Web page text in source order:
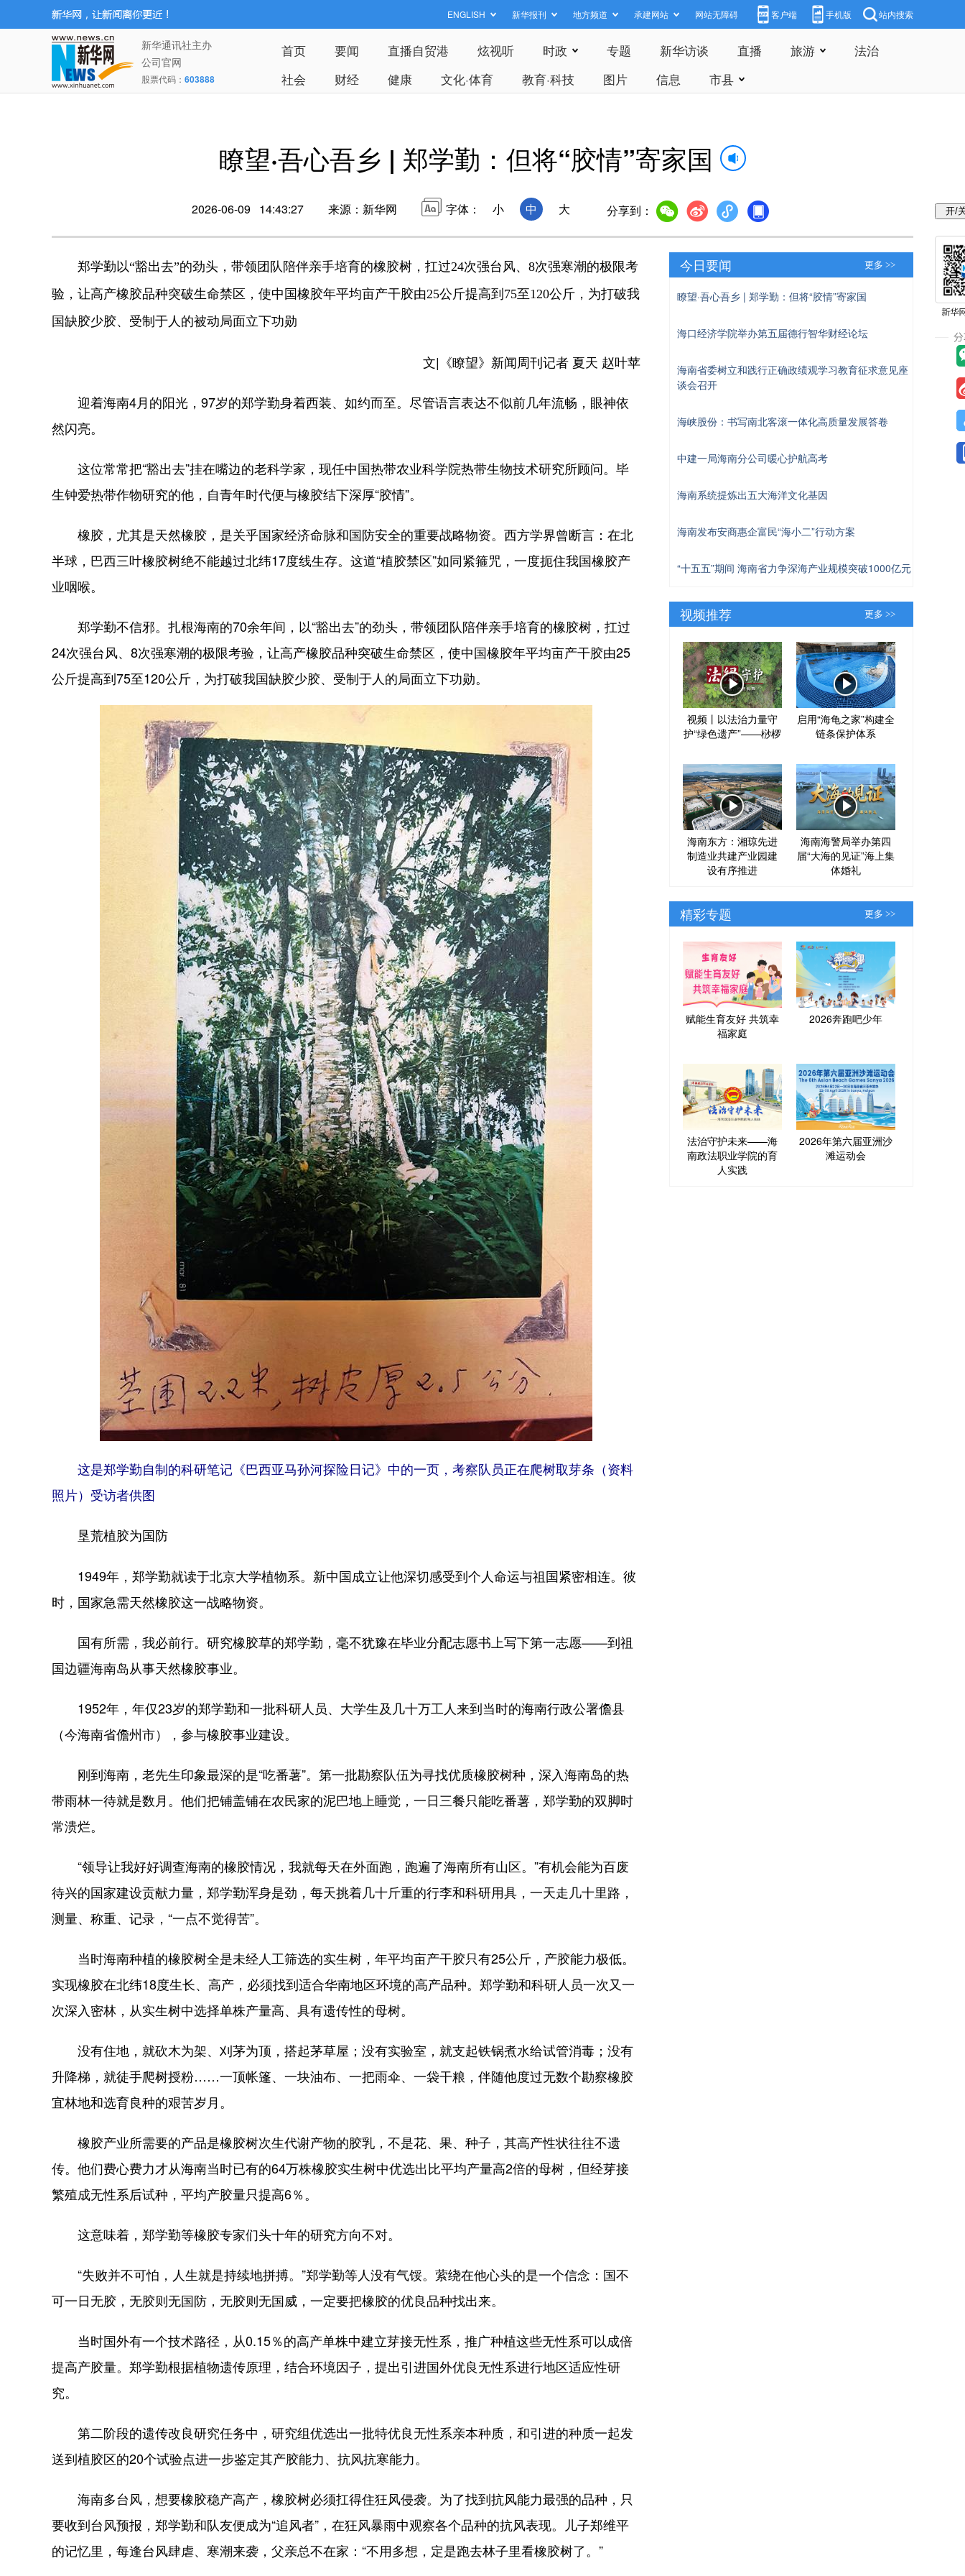
ENGLISH 新华报刊 地方频道 承建网站 网站无障碍 客户端 手机版 站内搜索
新华通讯社主办
公司官网
股票代码： 603888
首页 要闻 直播自贸港 炫视听 时政 专题 新华访谈 直播 旅游
法治
社会
财经 健康 文化·体育 教育·科技 图片 信息 市县
瞭望·吾心吾乡 | 郑学勤：但将“胶情”寄家国
2026-06-09 14:43:27 来源：新华网 字体： 小 中 大 分享到：
郑学勤以“豁出去”的劲头，带领团队陪伴亲手培育的橡胶树，扛过24次强台风、8次强寒潮的极限考
验，让高产橡胶品种突破生命禁区，使中国橡胶年平均亩产干胶由25公斤提高到75至120公斤，为打破我
国缺胶少胶、受制于人的被动局面立下功勋
文|《瞭望》新闻周刊记者 夏天 赵叶苹
迎着海南4月的阳光，97岁的郑学勤身着西装、如约而至。尽管语言表达不似前几年流畅，眼神依
然闪亮。
这位常常把“豁出去”挂在嘴边的老科学家，现任中国热带农业科学院热带生物技术研究所顾问。毕
生钟爱热带作物研究的他，自青年时代便与橡胶结下深厚“胶情”。
橡胶，尤其是天然橡胶，是关乎国家经济命脉和国防安全的重要战略物资。西方学界曾断言：在北
半球，巴西三叶橡胶树绝不能越过北纬17度线生存。这道“植胶禁区”如同紧箍咒，一度扼住我国橡胶产
业咽喉。
郑学勤不信邪。扎根海南的70余年间，以“豁出去”的劲头，带领团队陪伴亲手培育的橡胶树，扛过
24次强台风、8次强寒潮的极限考验，让高产橡胶品种突破生命禁区，使中国橡胶年平均亩产干胶由25
公斤提高到75至120公斤，为打破我国缺胶少胶、受制于人的局面立下功勋。
这是郑学勤自制的科研笔记《巴西亚马孙河探险日记》中的一页，考察队员正在爬树取芽条（资料
照片）受访者供图
垦荒植胶为国防
1949年，郑学勤就读于北京大学植物系。新中国成立让他深切感受到个人命运与祖国紧密相连。彼
时，国家急需天然橡胶这一战略物资。
国有所需，我必前行。研究橡胶草的郑学勤，毫不犹豫在毕业分配志愿书上写下第一志愿——到祖
国边疆海南岛从事天然橡胶事业。
1952年，年仅23岁的郑学勤和一批科研人员、大学生及几十万工人来到当时的海南行政公署儋县
（今海南省儋州市），参与橡胶事业建设。
刚到海南，老先生印象最深的是“吃番薯”。第一批勘察队伍为寻找优质橡胶树种，深入海南岛的热
带雨林一待就是数月。他们把铺盖铺在农民家的泥巴地上睡觉，一日三餐只能吃番薯，郑学勤的双脚时
常溃烂。
“领导让我好好调查海南的橡胶情况，我就每天在外面跑，跑遍了海南所有山区。”有机会能为百废
待兴的国家建设贡献力量，郑学勤浑身是劲，每天挑着几十斤重的行李和科研用具，一天走几十里路，
测量、称重、记录，“一点不觉得苦”。
当时海南种植的橡胶树全是未经人工筛选的实生树，年平均亩产干胶只有25公斤，产胶能力极低。
实现橡胶在北纬18度生长、高产，必须找到适合华南地区环境的高产品种。郑学勤和科研人员一次又一
次深入密林，从实生树中选择单株产量高、具有遗传性的母树。
没有住地，就砍木为架、刈茅为顶，搭起茅草屋；没有实验室，就支起铁锅煮水给试管消毒；没有
升降梯，就徒手爬树授粉……一顶帐篷、一块油布、一把雨伞、一袋干粮，伴随他度过无数个勘察橡胶
宜林地和选育良种的艰苦岁月。
橡胶产业所需要的产品是橡胶树次生代谢产物的胶乳，不是花、果、种子，其高产性状往往不遗
传。他们费心费力才从海南当时已有的64万株橡胶实生树中优选出比平均产量高2倍的母树，但经芽接
繁殖成无性系后试种，平均产胶量只提高6％。
这意味着，郑学勤等橡胶专家们头十年的研究方向不对。
“失败并不可怕，人生就是持续地拼搏。”郑学勤等人没有气馁。萦绕在他心头的是一个信念：国不
可一日无胶，无胶则无国防，无胶则无国威，一定要把橡胶的优良品种找出来。
当时国外有一个技术路径，从0.15％的高产单株中建立芽接无性系，推广种植这些无性系可以成倍
提高产胶量。郑学勤根据植物遗传原理，结合环境因子，提出引进国外优良无性系进行地区适应性研
究。
第二阶段的遗传改良研究任务中，研究组优选出一批特优良无性系亲本种质，和引进的种质一起发
送到植胶区的20个试验点进一步鉴定其产胶能力、抗风抗寒能力。
海南多台风，想要橡胶稳产高产，橡胶树必须扛得住狂风侵袭。为了找到抗风能力最强的品种，只
要收到台风预报，郑学勤和队友便成为“追风者”，在狂风暴雨中观察各个品种的抗风表现。儿子郑维平
的记忆里，每逢台风肆虐、寒潮来袭，父亲总不在家：“不用多想，定是跑去林子里看橡胶树了。”
今日要闻 更多 >>
瞭望·吾心吾乡 | 郑学勤：但将“胶情”寄家国
海口经济学院举办第五届德行智华财经论坛
海南省委树立和践行正确政绩观学习教育征求意见座
谈会召开
海峡股份：书写南北客滚一体化高质量发展答卷
中建一局海南分公司暖心护航高考
海南系统提炼出五大海洋文化基因
海南发布安商惠企富民“海小二”行动方案
“十五五”期间 海南省力争深海产业规模突破1000亿元
视频推荐 更多 >>
视频丨以法治力量守
护“绿色遗产”——桫椤
启用“海龟之家”构建全
链条保护体系
海南东方：湘琼先进
制造业共建产业园建
设有序推进
海南海警局举办第四
届“大海的见证”海上集
体婚礼
精彩专题 更多 >>
赋能生育友好 共筑幸
福家庭
2026奔跑吧少年
法治守护未来——海
南政法职业学院的育
人实践
2026年第六届亚洲沙
滩运动会